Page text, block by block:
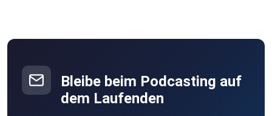
Bleibe beim Podcasting auf
dem Laufenden